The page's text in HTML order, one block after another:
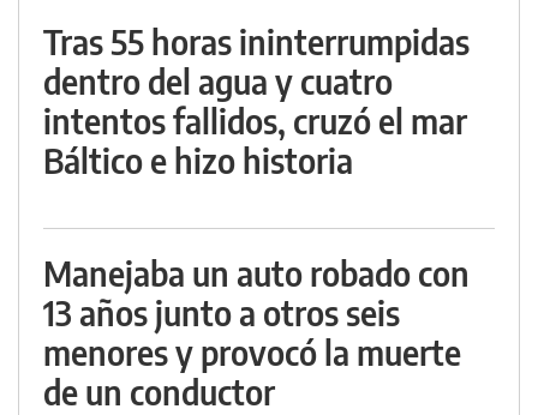
Tras 55 horas ininterrumpidas
dentro del agua y cuatro
intentos fallidos, cruzó el mar
Báltico e hizo historia
Manejaba un auto robado con
13 años junto a otros seis
menores y provocó la muerte
de un conductor